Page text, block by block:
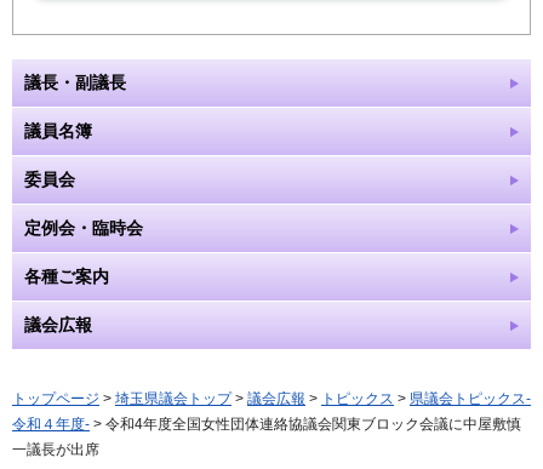
議長・副議長
議員名簿
委員会
定例会・臨時会
各種ご案内
議会広報
トップページ > 埼玉県議会トップ> 議会広報 > トピックス > 県議会トピックス-
令和４年度- > 令和4年度全国女性団体連絡協議会関東ブロック会議に中屋敷慎
一議長が出席